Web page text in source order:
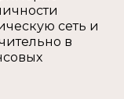
сеть и
в